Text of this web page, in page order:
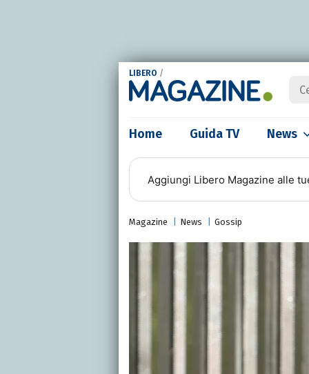
LIBERO /
Home Guida TV News
Aggiungi Libero Magazine alle
Magazine News Gossip